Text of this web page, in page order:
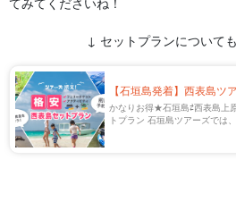
↓ セットプランについて
【石垣島発着】西表島ツ
かなりお得★石垣島⇄西表島上
トプラン 石垣島ツアーズでは